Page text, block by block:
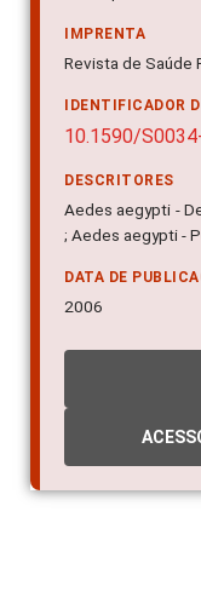
IMPRENTA
Revista de Saúde
IDENTIFICADOR
10.1590/
Aedes aegypti -
; Aedes aegypti -
DATA DE
2006